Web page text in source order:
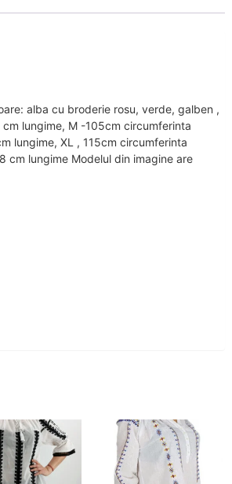
alba cu broderie rosu, verde, galben ,
lungime, M -105cm circumferinta
lungime, XL , 115cm circumferinta
cm lungime Modelul din imagine are